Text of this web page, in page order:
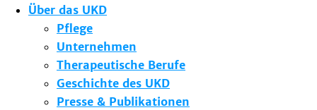
Über das UKD
Pflege
Unternehmen
Therapeutische Berufe
Geschichte des UKD
Presse & Publikationen